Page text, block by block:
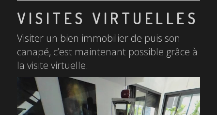
VISITES VIRTUELLES
Visiter un bien immobilier de puis son
canapé, c’est maintenant possible grâce à
la visite virtuelle.